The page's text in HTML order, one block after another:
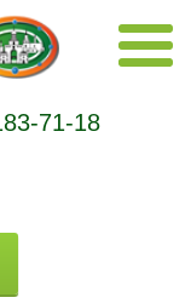
71-18